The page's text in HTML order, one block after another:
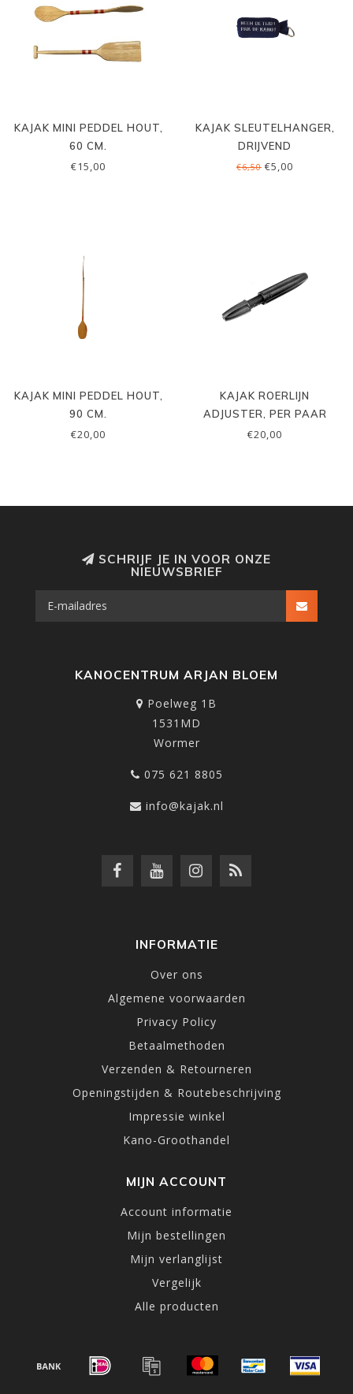
KAJAK MINI PEDDEL HOUT,
60 CM.
€15,00
KAJAK SLEUTELHANGER,
DRIJVEND
€6,50 €5,00
KAJAK MINI PEDDEL HOUT,
90 CM.
€20,00
KAJAK ROERLIJN
ADJUSTER, PER PAAR
€20,00
SCHRIJF JE IN VOOR ONZE
NIEUWSBRIEF
KANOCENTRUM ARJAN BLOEM
Poelweg 1B
1531MD
Wormer
075 621 8805
info@kajak.nl
INFORMATIE
Over ons
Algemene voorwaarden
Privacy Policy
Betaalmethoden
Verzenden & Retourneren
Openingstijden & Routebeschrijving
Impressie winkel
Kano-Groothandel
MIJN ACCOUNT
Account informatie
Mijn bestellingen
Mijn verlanglijst
Vergelijk
Alle producten